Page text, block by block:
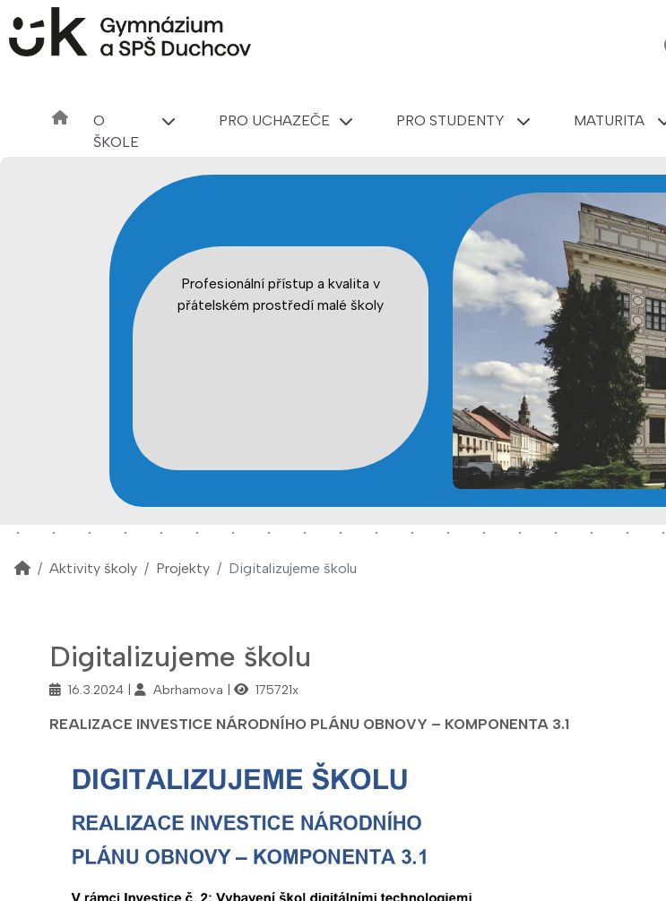
O
ŠKOLE
PRO UCHAZEČE PRO STUDENTY MATURITA
Profesionální přístup a kvalita v
přátelském prostředí malé školy
Aktivity školy Projekty Digitalizujeme školu
Digitalizujeme školu
16.3.2024 Abrhamova 175721x
REALIZACE INVESTICE NÁRODNÍHO PLÁNU OBNOVY – KOMPONENTA 3.1